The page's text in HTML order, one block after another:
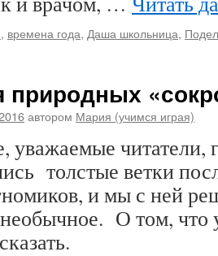
, времена года, Даша школьница,
природных
автором Мария (учимся играя)
уважаемые читатели,
толстые ветки
и мы с ней
О том, что